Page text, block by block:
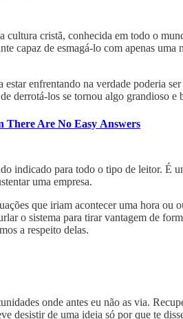
cristã, conhecida em todo o
capaz de esmagá-lo com apenas
enfrentando na verdade poderia
derrotá-los se tornou algo grandioso e
There Are No Easy Answers
indicado para todo o tipo de leitor. É
uma empresa.
que iriam acontecer uma hora
o sistema para tirar vantagem de
a respeito delas.
onde antes eu não as via.
desistir de uma ideia só por que te